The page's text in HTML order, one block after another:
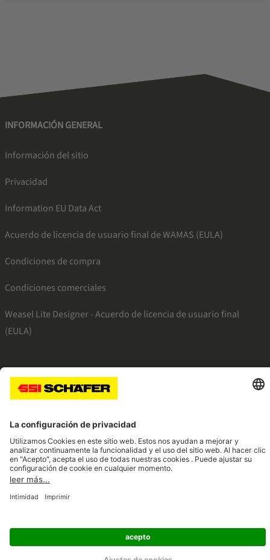
INFORMACIÓN GENERAL
Información del sitio
Privacidad
Information EU Data Act
Acuerdo de licencia de usuario final de WAMAS (EULA)
Condiciones de compra
Condiciones comerciales
Weasel Lite Designer - Acuerdo de licencia de usuario final
(EULA)
SSI facebookSSI youtubeSSI linkedin
Navigate to home page